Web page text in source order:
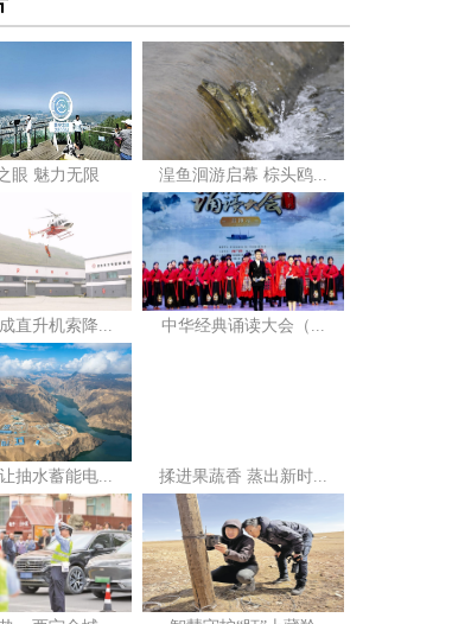
眼 魅力无限 湟鱼洄游启幕 棕头鸥...
直升机索降... 中华经典诵读大会（...
抽水蓄能电... 揉进果蔬香 蒸出新时...